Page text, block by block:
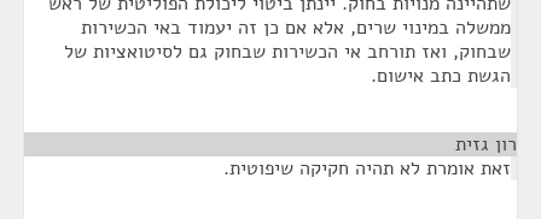
ממשלה במינוי שרים, אלא אם כן זה יעמוד באי הכשירות
שבחוק, ואז תורחב אי הכשירות שבחוק גם לסיטואציות של
הגשת כתב אישום.
רון גזית
זאת אומרת לא תהיה חקיקה שיפוטית.